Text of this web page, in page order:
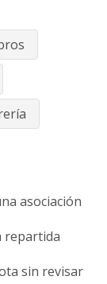
asociación
repartida
sin revisar